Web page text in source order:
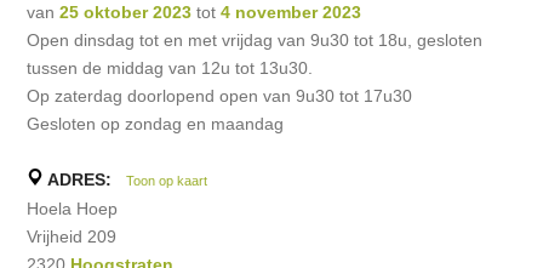
van25 oktober 2023 tot4 november 2023
Open dinsdag tot en met vrijdag van 9u30 tot 18u, gesloten
tussen de middag van 12u tot 13u30.
Op zaterdag doorlopend open van 9u30 tot 17u30
Gesloten op zondag en maandag
ADRES: Toon op kaart
Hoela Hoep
Vrijheid 209